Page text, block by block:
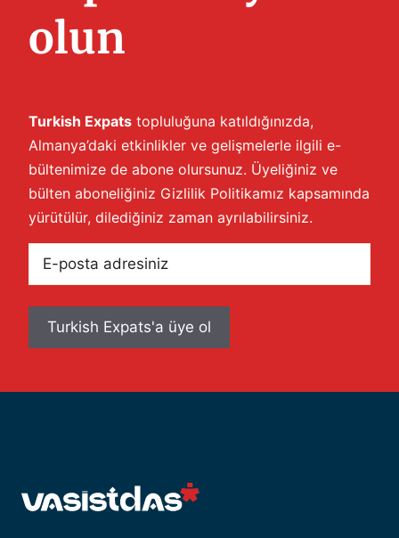
olun
Turkish Expats topluluğuna katıldığınızda,
Almanya’daki etkinlikler ve gelişmelerle ilgili e-
bültenimize de abone olursunuz. Üyeliğiniz ve
bülten aboneliğiniz Gizlilik Politikamız kapsamında
yürütülür, dilediğiniz zaman ayrılabilirsiniz.
posta